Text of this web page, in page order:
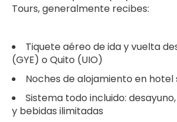
Tours, generalmente recibes:
Tiquete aéreo de ida y vuelta
(GYE) o Quito (UIO)
Noches de alojamiento en
Sistema todo incluido:
y bebidas ilimitadas